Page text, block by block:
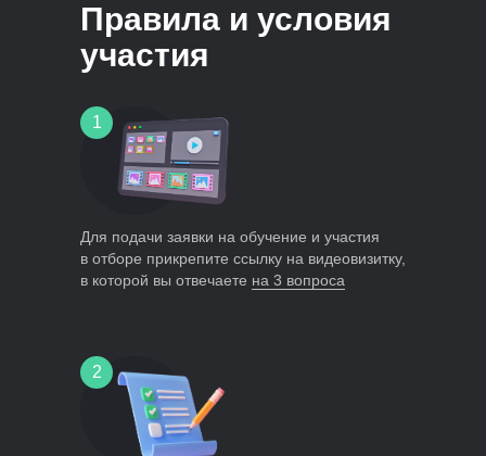
1
2
Правила и условия
участия
Для подачи заявки на обучение и участия
в отборе прикрепите ссылку на видеовизитку,
в которой вы отвечаете на 3 вопроса